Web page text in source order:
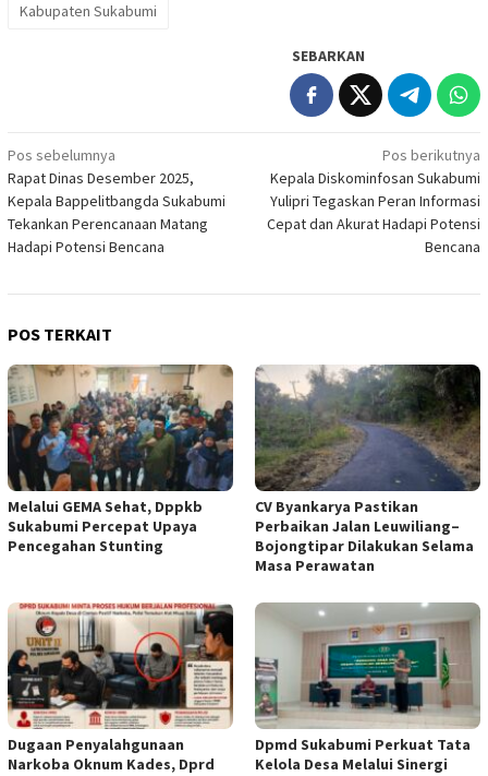
Kabupaten Sukabumi
SEBARKAN
Navigasi
pos
Pos sebelumnya
Rapat Dinas Desember 2025,
Kepala Bappelitbangda Sukabumi
Tekankan Perencanaan Matang
Hadapi Potensi Bencana
Pos berikutnya
Kepala Diskominfosan Sukabumi
Yulipri Tegaskan Peran Informasi
Cepat dan Akurat Hadapi Potensi
Bencana
POS TERKAIT
Melalui GEMA Sehat, Dppkb
Sukabumi Percepat Upaya
Pencegahan Stunting
CV Byankarya Pastikan
Perbaikan Jalan Leuwiliang–
Bojongtipar Dilakukan Selama
Masa Perawatan
Dugaan Penyalahgunaan
Narkoba Oknum Kades, Dprd
Dpmd Sukabumi Perkuat Tata
Kelola Desa Melalui Sinergi